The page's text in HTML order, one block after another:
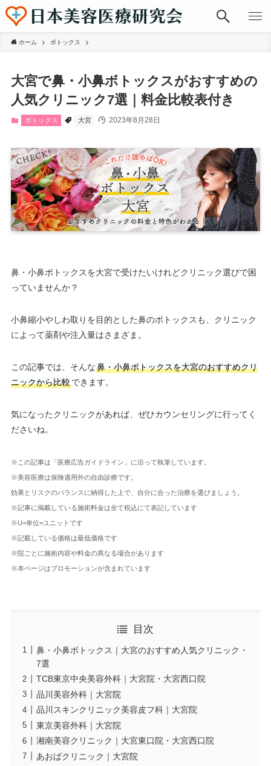
ホーム ボトックス
大宮で鼻・小鼻ボトックスがおすすめの
人気クリニック7選｜料金比較表付き
ボトックス 大宮 2023年8月28日
鼻・小鼻ボトックスを大宮で受けたいけれどクリニック選びで困
っていませんか？
小鼻縮小やしわ取りを目的とした鼻のボトックスも、クリニック
によって薬剤や注入量はさまざま。
この記事では、そんな鼻・小鼻ボトックスを大宮のおすすめクリ
ニックから比較できます。
気になったクリニックがあれば、ぜひカウンセリングに行ってく
ださいね。
※この記事は「医療広告ガイドライン」に沿って執筆しています。
※美容医療は保険適用外の自由診療です。
効果とリスクのバランスに納得した上で、自分に合った治療を選びましょう。
※記事に掲載している施術料金は全て税込にて表記しています
※U=単位=ユニットです
※記載している価格は最低価格です
※院ごとに施術内容や料金の異なる場合があります
※本ページはプロモーションが含まれています
目次
鼻・小鼻ボトックス｜大宮のおすすめ人気クリニック・
7選
TCB東京中央美容外科｜大宮院・大宮西口院
品川美容外科｜大宮院
品川スキンクリニック美容皮フ科｜大宮院
東京美容外科｜大宮院
湘南美容クリニック｜大宮東口院・大宮西口院
あおばクリニック｜大宮院